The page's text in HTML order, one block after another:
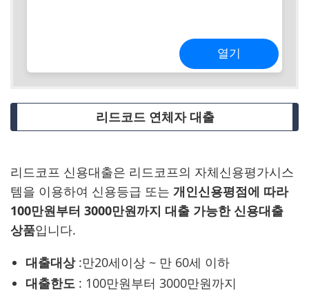
열기
리드코드 연체자 대출
리드코프 신용대출은 리드코프의 자체신용평가시스
템을 이용하여 신용등급 또는 개인신용평점에 따라
100만원부터 3000만원까지 대출 가능한 신용대출
상품입니다.
대출대상:만20세이상 ~ 만 60세 이하
대출한도 : 100만원부터 3000만원까지